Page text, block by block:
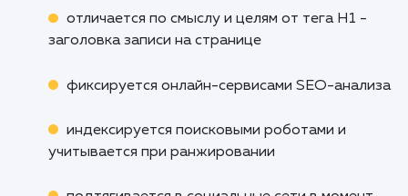
занимает позицию ниже, чем Title, но
подзаголовков второго и
уровней (H2-H6). Обычно в Title
среднечастотные, чтобы избежать
повторения. В дополнение к этому, Title